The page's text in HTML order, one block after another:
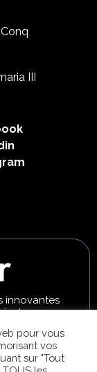
III
innovantes
pour vous
vos
sur "Tout